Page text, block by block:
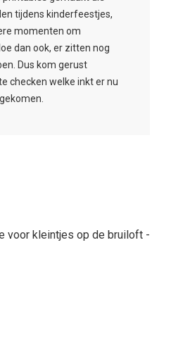
tijdens kinderfeestjes,
momenten om
dan ook, er zitten nog
Dus kom gerust
checken welke inkt er nu
voor kleintjes op de bruiloft -